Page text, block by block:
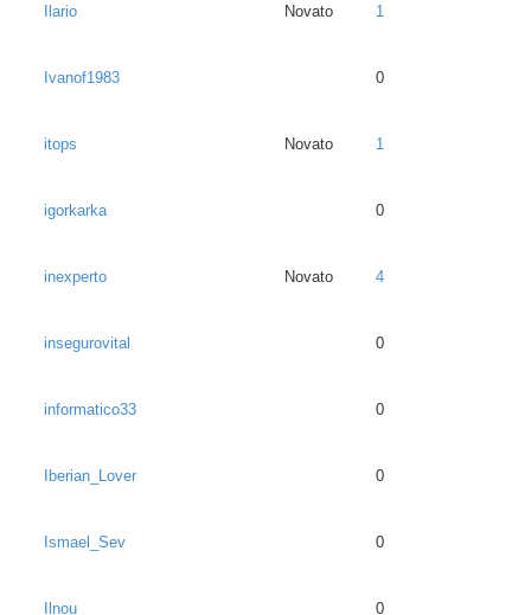
Novato
Ilario 1
Ivanof1983 0
Novato
itops 1
igorkarka 0
Novato
inexperto 4
insegurovital 0
informatico33 0
Iberian_Lover 0
Ismael_Sev 0
Ilnou 0